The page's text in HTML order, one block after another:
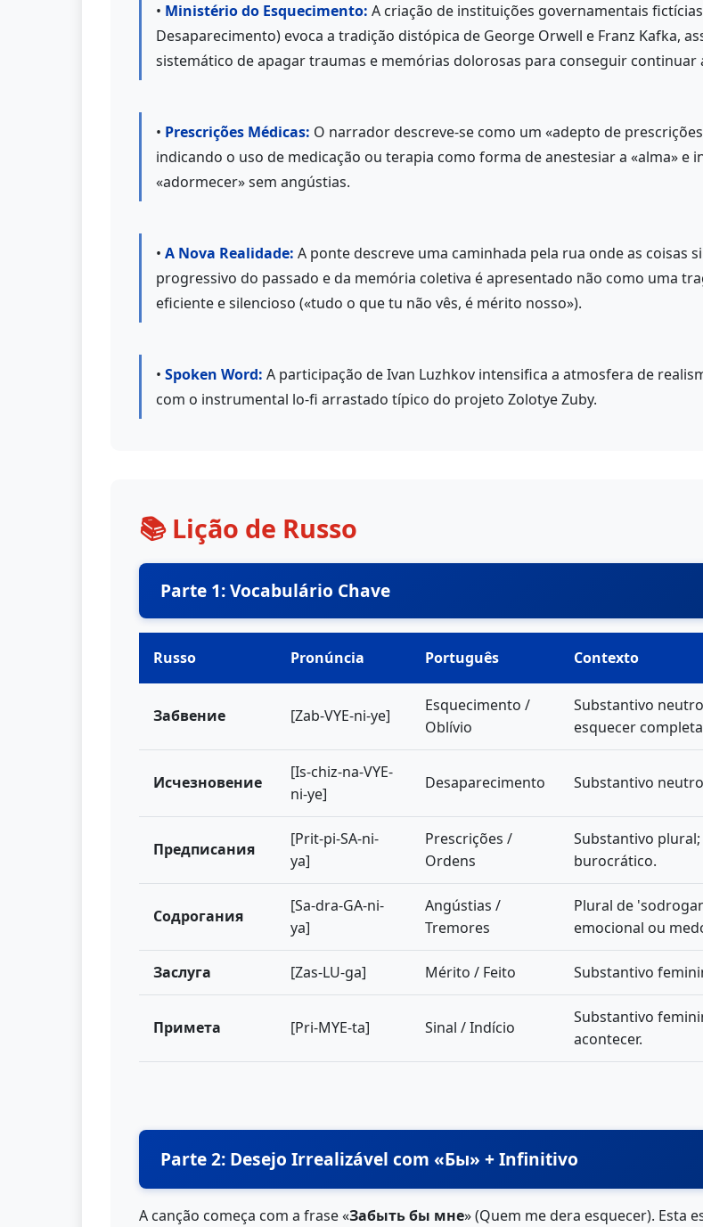
• Ministério do Esquecimento: A criação de instituições governamentais
Desaparecimento) evoca a tradição distópica de George Orwell e Franz Kafka,
sistemático de apagar traumas e memórias dolorosas para conseguir continuar
• Prescrições Médicas: O narrador descreve-se como um «adepto de
indicando o uso de medicação ou terapia como forma de anestesiar a «alma»
«adormecer» sem angústias.
• A Nova Realidade: A ponte descreve uma caminhada pela rua onde as coisas
progressivo do passado e da memória coletiva é apresentado não como uma
eficiente e silencioso («tudo o que tu não vês, é mérito nosso»).
• Spoken Word: A participação de Ivan Luzhkov intensifica a atmosfera de
com o instrumental lo-fi arrastado típico do projeto Zolotye Zuby.
📚 Lição de Russo
Parte 1: Vocabulário Chave
Russo Pronúncia Português Contexto
Забвение [Zab-VYE-ni-ye]
Esquecimento /
Oblívio
Substantivo
esquecer
Исчезновение
[Is-chiz-na-VYE-
ni-ye]
Desaparecimento Substantivo
Предписания
[Prit-pi-SA-ni-
ya]
Prescrições /
Ordens
Substantivo
burocrático.
Содрогания
[Sa-dra-GA-ni-
ya]
Angústias /
Tremores
Plural de
emocional ou
Заслуга [Zas-LU-ga] Mérito / Feito Substantivo
Примета [Pri-MYE-ta] Sinal / Indício
Substantivo
acontecer.
Parte 2: Desejo Irrealizável com «Бы» + Infinitivo
A canção começa com a frase «Забыть бы мне» (Quem me dera esquecer). Esta